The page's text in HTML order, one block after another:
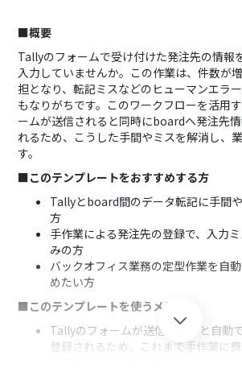
■概要
Tallyのフォームで受け付けた発注先の情報
入力していませんか。この作業は、件数が
担となり、転記ミスなどのヒューマンエラ
もなりがちです。このワークフローを活用
ームが送信されると同時にboardへ発注先
れるため、こうした手間やミスを解消し、
す。
■このテンプレートをおすすめする方
Tallyとboard間のデータ転記に手間
方
手作業による発注先の登録で、入力
みの方
バックオフィス業務の定型作業を自
めたい方
■このテンプレートを使うメリット
Tallyのフォームが送信されると自動
登録されるため、これまで手作業に